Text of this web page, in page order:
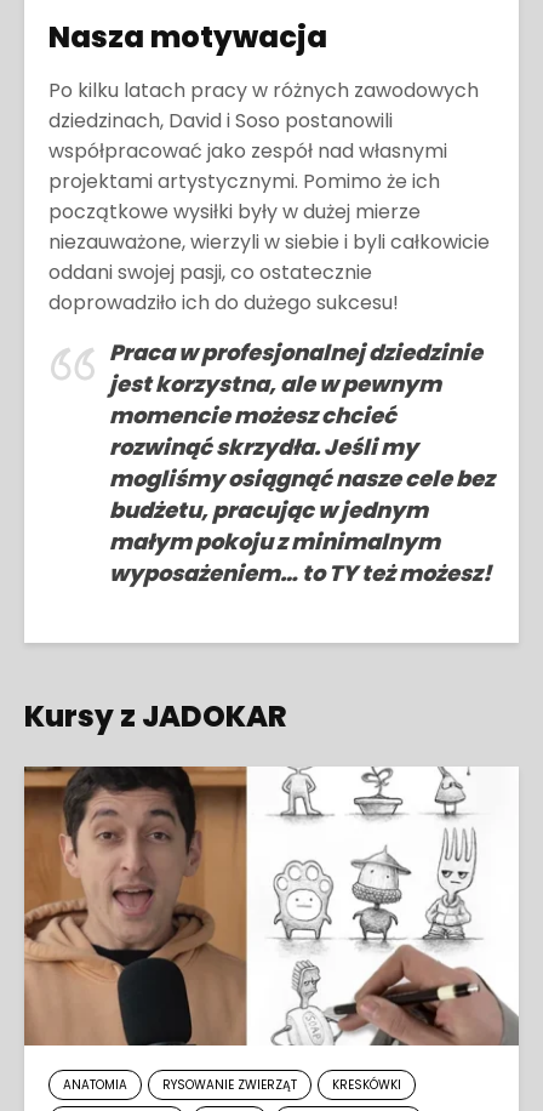
Nasza motywacja
Po kilku latach pracy w różnych zawodowych
dziedzinach, David i Soso postanowili
współpracować jako zespół nad własnymi
projektami artystycznymi. Pomimo że ich
początkowe wysiłki były w dużej mierze
niezauważone, wierzyli w siebie i byli całkowicie
oddani swojej pasji, co ostatecznie
doprowadziło ich do dużego sukcesu!
Praca w profesjonalnej dziedzinie
jest korzystna, ale w pewnym
momencie możesz chcieć
rozwinąć skrzydła. Jeśli my
mogliśmy osiągnąć nasze cele bez
budżetu, pracując w jednym
małym pokoju z minimalnym
wyposażeniem… to TY też możesz!
Kursy z JADOKAR
ANATOMIA RYSOWANIE ZWIERZĄT
KRESKÓWKI